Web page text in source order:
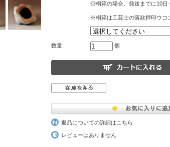
◎桐箱の場合、発送までに10日
※桐箱は工芸士の落款押印ウコ
数量: 個
返品についての詳細はこちら
レビューはありません